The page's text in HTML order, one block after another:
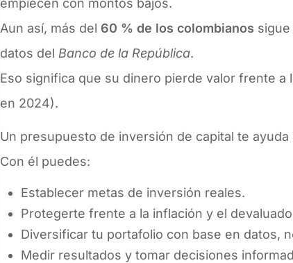
empiecen con montos bajos.
Aun así, más del 60 % de los colombianos
datos del Banco de la República.
Eso significa que su dinero pierde valor frente a
en 2024).
Un presupuesto de inversión de capital te
Con él puedes:
Establecer metas de inversión reales.
Protegerte frente a la inflación y el
Diversificar tu portafolio con base en datos,
Medir resultados y tomar decisiones